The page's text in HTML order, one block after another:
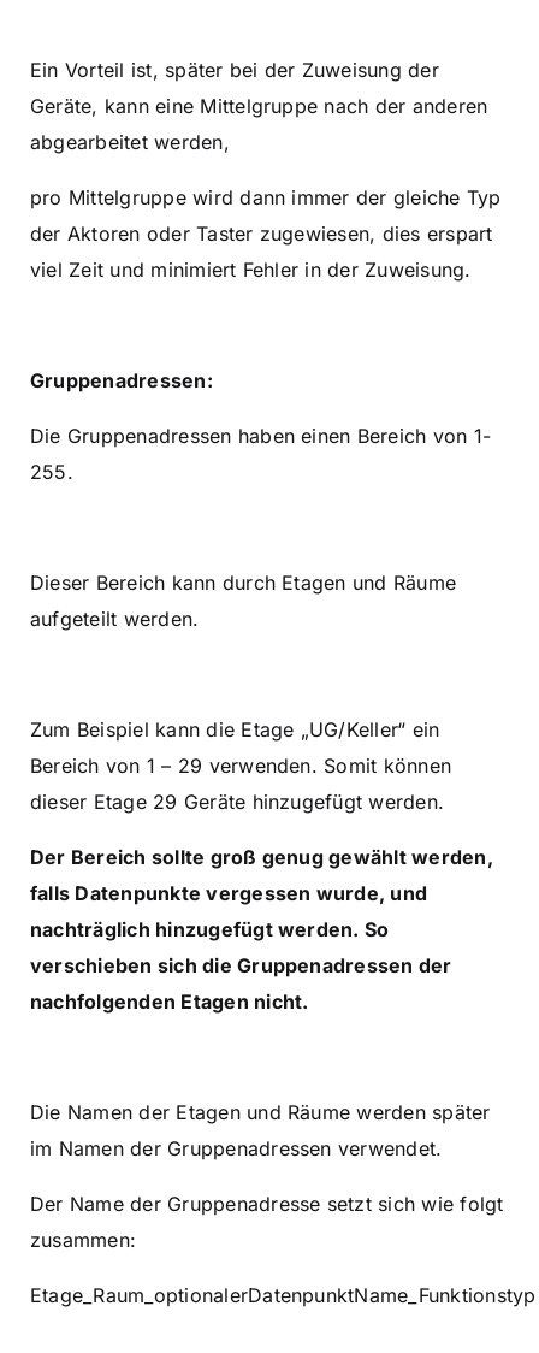
Ein Vorteil ist, später bei der Zuweisung der
Geräte, kann eine Mittelgruppe nach der anderen
abgearbeitet werden,
pro Mittelgruppe wird dann immer der gleiche Typ
der Aktoren oder Taster zugewiesen, dies erspart
viel Zeit und minimiert Fehler in der Zuweisung.
Gruppenadressen:
Die Gruppenadressen haben einen Bereich von 1-
255.
Dieser Bereich kann durch Etagen und Räume
aufgeteilt werden.
Zum Beispiel kann die Etage „UG/Keller“ ein
Bereich von 1 – 29 verwenden. Somit können
dieser Etage 29 Geräte hinzugefügt werden.
Der Bereich sollte groß genug gewählt werden,
falls Datenpunkte vergessen wurde, und
nachträglich hinzugefügt werden. So
verschieben sich die Gruppenadressen der
nachfolgenden Etagen nicht.
Die Namen der Etagen und Räume werden später
im Namen der Gruppenadressen verwendet.
Der Name der Gruppenadresse setzt sich wie folgt
zusammen:
Etage_Raum_optionalerDatenpunktName_Funktionstyp